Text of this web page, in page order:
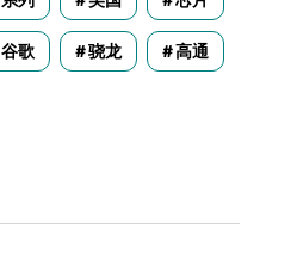
谷歌 骁龙 高通